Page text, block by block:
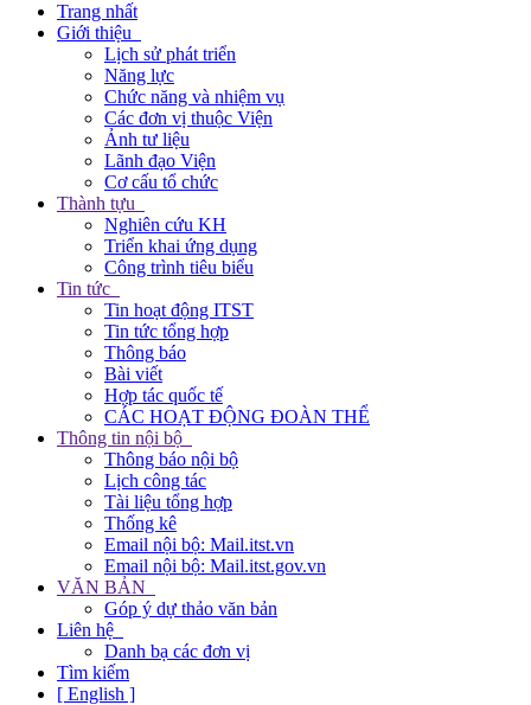
Trang nhất
Giới thiệu
Lịch sử phát triển
Năng lực
Chức năng và nhiệm vụ
Các đơn vị thuộc Viện
Ảnh tư liệu
Lãnh đạo Viện
Cơ cấu tổ chức
Thành tựu
Nghiên cứu KH
Triển khai ứng dụng
Công trình tiêu biểu
Tin tức
Tin hoạt động ITST
Tin tức tổng hợp
Thông báo
Bài viết
Hợp tác quốc tế
CÁC HOẠT ĐỘNG ĐOÀN THỂ
Thông tin nội bộ
Thông báo nội bộ
Lịch công tác
Tài liệu tổng hợp
Thống kê
Email nội bộ: Mail.itst.vn
Email nội bộ: Mail.itst.gov.vn
VĂN BẢN
Góp ý dự thảo văn bản
Liên hệ
Danh bạ các đơn vị
Tìm kiếm
[ English ]